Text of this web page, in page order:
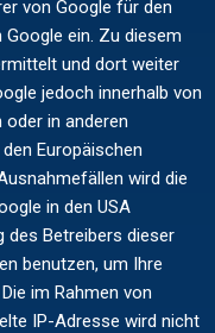
von Google für den
ein. Zu diesem
und dort weiter
jedoch innerhalb von
in anderen
Europäischen
wird die
in den USA
des Betreibers dieser
benutzen, um Ihre
im Rahmen von
IP-Adresse wird nicht